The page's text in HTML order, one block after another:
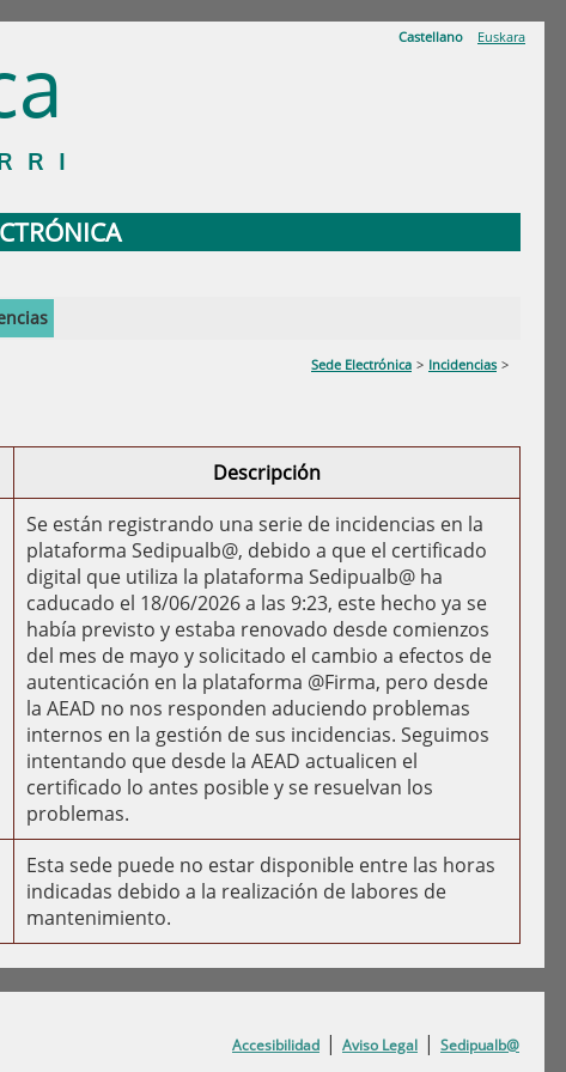
Castellano Euskara
Sede Electrónica > Incidencias >
Descripción
Se están registrando una serie de incidencias en la
plataforma Sedipualb@, debido a que el certificado
digital que utiliza la plataforma Sedipualb@ ha
caducado el 18/06/2026 a las 9:23, este hecho ya se
había previsto y estaba renovado desde comienzos
del mes de mayo y solicitado el cambio a efectos de
autenticación en la plataforma @Firma, pero desde
la AEAD no nos responden aduciendo problemas
internos en la gestión de sus incidencias. Seguimos
intentando que desde la AEAD actualicen el
certificado lo antes posible y se resuelvan los
problemas.
Esta sede puede no estar disponible entre las horas
indicadas debido a la realización de labores de
mantenimiento.
Accesibilidad | Aviso Legal | Sedipualb@